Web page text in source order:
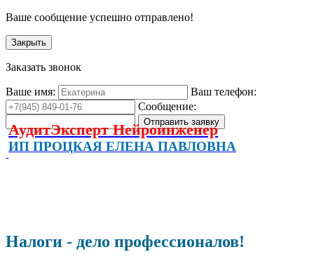
Ваше сообщение успешно отправлено!
Закрыть
Заказать звонок
Ваше имя:
Ваш телефон:
Сообщение:
АудитЭксперт Нейроинженер
ИП ПРОЦКАЯ ЕЛЕНА ПАВЛОВНА
Налоги - дело профессионалов!